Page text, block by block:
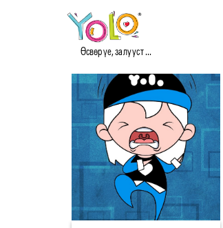
Өсвөр үе, залууст ...#SULK МЭДЭЭ